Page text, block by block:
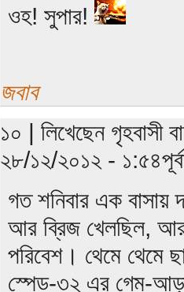
ওহ! সুপার!
জবাব
১০ | লিখেছেন গৃহবাসী
২৮/১২/২০১২ -
গত শনিবার এক বাসায়
আর ব্রিজ খেলছিল,
পরিবেশ। থেমে থেমে
স্পেড-৩২ এর গেম-